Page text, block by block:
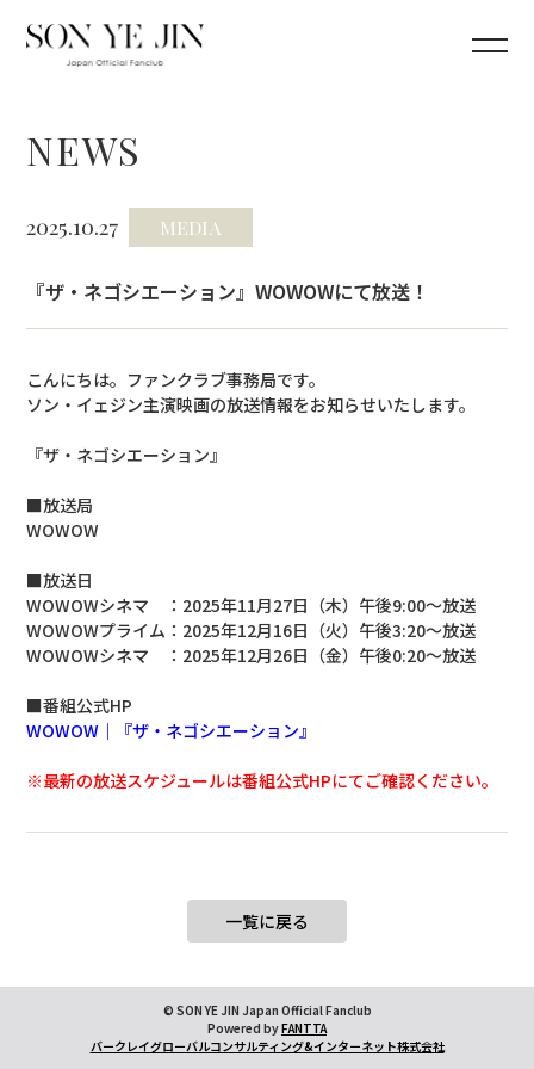
NEWS
2025.10.27 MEDIA
『ザ・ネゴシエーション』WOWOWにて放送！
こんにちは。ファンクラブ事務局です。
ソン・イェジン主演映画の放送情報をお知らせいたします。
『ザ・ネゴシエーション』
■放送局
WOWOW
■放送日
WOWOWシネマ ：2025年11月27日（木）午後9:00～放送
WOWOWプライム：2025年12月16日（火）午後3:20～放送
WOWOWシネマ ：2025年12月26日（金）午後0:20～放送
■番組公式HP
WOWOW｜『ザ・ネゴシエーション』
※最新の放送スケジュールは番組公式HPにてご確認ください。
一覧に戻る
© SON YE JIN Japan Official Fanclub
Powered byFANTTA
バークレイグローバルコンサルティング&インターネット株式会社